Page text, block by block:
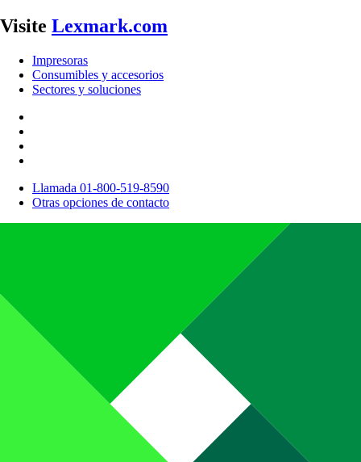
Visite Lexmark.com
Impresoras
Consumibles y accesorios
Sectores y soluciones
Llamada 01-800-519-8590
Otras opciones de contacto